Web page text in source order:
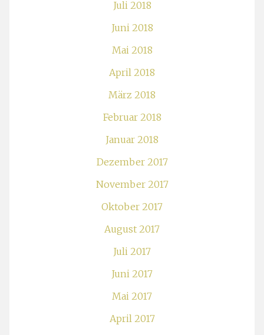
Juli 2018
Juni 2018
Mai 2018
April 2018
März 2018
Februar 2018
Januar 2018
Dezember 2017
November 2017
Oktober 2017
August 2017
Juli 2017
Juni 2017
Mai 2017
April 2017